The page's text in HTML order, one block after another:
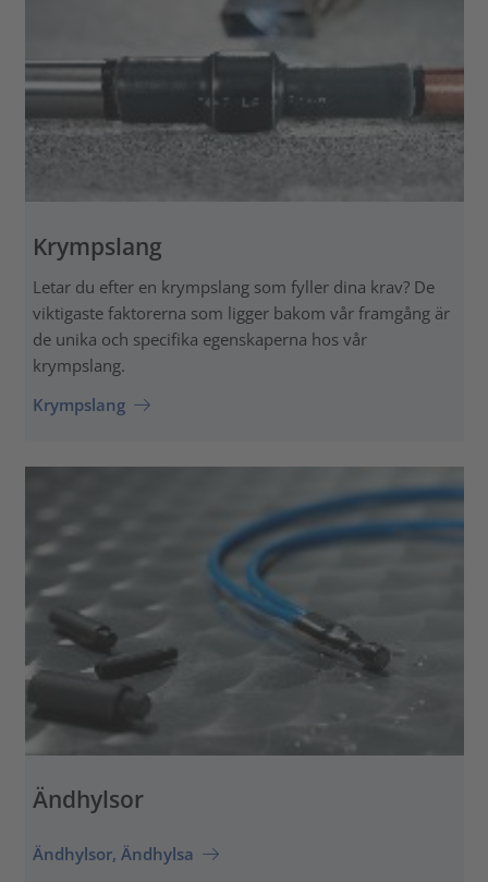
Krympslang
Letar du efter en krympslang som fyller dina krav? De
viktigaste faktorerna som ligger bakom vår framgång är
de unika och specifika egenskaperna hos vår
krympslang.
Krympslang
Ändhylsor
Ändhylsor, Ändhylsa